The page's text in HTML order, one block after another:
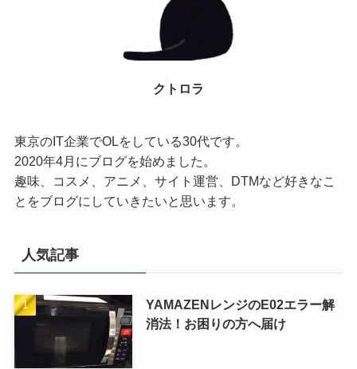
クトロラ
東京のIT企業でOLをしている30代です。
2020年4月にブログを始めました。
趣味、コスメ、アニメ、サイト運営、DTMなど好きなこ
とをブログにしていきたいと思います。
人気記事
YAMAZENレンジのE02エラー解
消法！お困りの方へ届け